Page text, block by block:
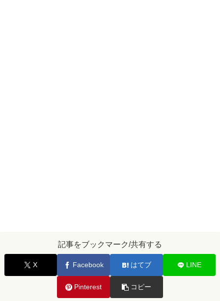
記事をブックマーク/共有する
X Facebook はてブ LINE
Pinterest コピー